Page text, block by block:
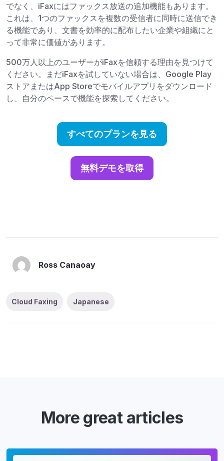
でなく、iFaxにはファックス放送の追加機能もあります。
これは、1つのファックスを複数の受信者に同時に送信でき
る機能であり、文書を効率的に配布したい企業や組織にと
って非常に価値があります。
500万人以上のユーザーがiFaxを信頼する理由を見つけて
ください。まだiFaxを試していない場合は、Google Play
ストアまたはApp Storeでモバイルアプリをダウンロード
し、自分のペースで機能を探索してください。
すべてのプランを見る
無料デモを取得
Ross Canaoay
Cloud Faxing Japanese
More great articles